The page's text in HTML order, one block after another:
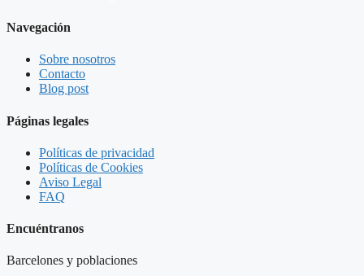
Navegación
Sobre nosotros
Contacto
Blog post
Páginas legales
Políticas de privacidad
Políticas de Cookies
Aviso Legal
FAQ
Encuéntranos
Barcelones y poblaciones